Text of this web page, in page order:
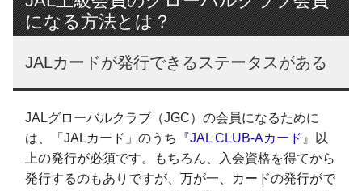
になる方法とは？
JALカードが発行できるステータスがある
JALグローバルクラブ（JGC）の会員になるために
は、「JALカード」のうち『JAL CLUB-Aカード 』以
上の発行が必須です。もちろん、入会資格を得てから
発行するのもありですが、万が一、カードの発行がで